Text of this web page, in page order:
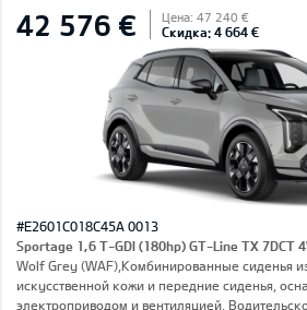
42 576 € Цена: 47 240 €
Скидка: 4 664 €
#E2601C018C45A 0013
Sportage 1,6 T-GDI (180hp) GT-Line TX 7DCT
Wolf Grey (WAF),Комбинированные сиденья
искусственной кожи и передние сиденья,
электроприводом и вентиляцией.